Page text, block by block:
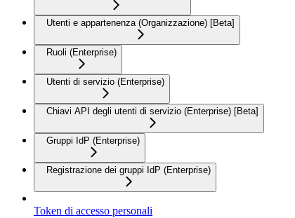
Utenti e appartenenza (Organizzazione) [Beta]
Ruoli (Enterprise)
Utenti di servizio (Enterprise)
Chiavi API degli utenti di servizio (Enterprise) [Beta]
Gruppi IdP (Enterprise)
Registrazione dei gruppi IdP (Enterprise)
Token di accesso personali